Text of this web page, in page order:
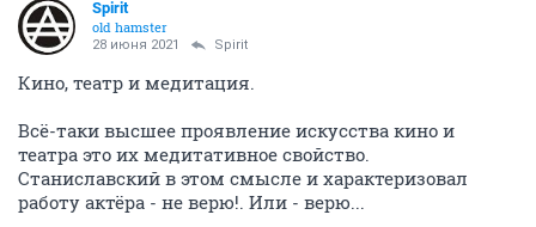
Spirit
old hamster
28 июня 2021 Spirit
Кино, театр и медитация.
Всё-таки высшее проявление искусства кино и
театра это их медитативное свойство.
Станиславский в этом смысле и характеризовал
работу актёра - не верю!. Или - верю...